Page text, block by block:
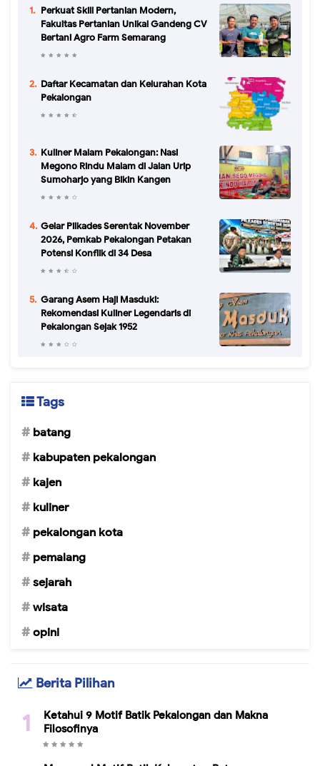
Perkuat Skill Pertanian Modern,
Fakultas Pertanian Unikal Gandeng CV
Bertani Agro Farm Semarang
Daftar Kecamatan dan Kelurahan Kota
Pekalongan
Kuliner Malam Pekalongan: Nasi
Megono Rindu Malam di Jalan Urip
Sumoharjo yang Bikin Kangen
Gelar Pilkades Serentak November
2026, Pemkab Pekalongan Petakan
Potensi Konflik di 34 Desa
Garang Asem Haji Masduki:
Rekomendasi Kuliner Legendaris di
Pekalongan Sejak 1952
Tags
batang
kabupaten pekalongan
kajen
kuliner
pekalongan kota
pemalang
sejarah
wisata
opini
Berita Pilihan
Ketahui 9 Motif Batik Pekalongan dan Makna
Filosofinya